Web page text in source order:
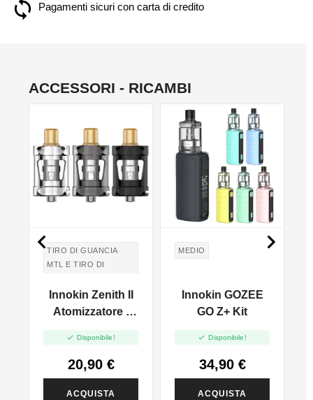
Pagamenti sicuri con carta di credito
ACCESSORI - RICAMBI
TIRO DI GUANCIA
MTL E TIRO DI
TIRO IN GUANCIA
MTL E TIRO DI
Innokin Zenith II
Atomizzatore -
 Disponibile!
20,90 €
ACQUISTA
MEDIO
Innokin GOZEE
GO Z+ Kit
 Disponibile!
34,90 €
ACQUISTA
 